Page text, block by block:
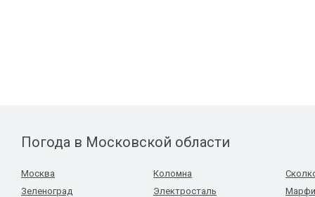
Погода в Московской области
Москва
Зеленоград
Коломна
Электросталь